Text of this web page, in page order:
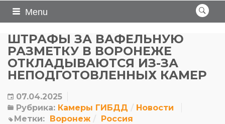
Menu
ШТРАФЫ ЗА ВАФЕЛЬНУЮ
РАЗМЕТКУ В ВОРОНЕЖЕ
ОТКЛАДЫВАЮТСЯ ИЗ-ЗА
НЕПОДГОТОВЛЕННЫХ КАМЕР
07.04.2025
Рубрика: Камеры ГИБДД
Новости
Метки: Воронеж Россия